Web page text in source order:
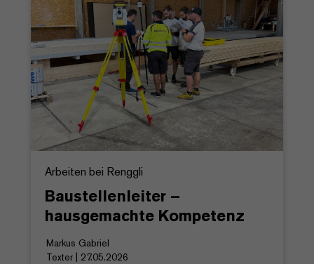
Arbeiten bei Renggli
Baustellenleiter –
hausgemachte Kompetenz
Markus Gabriel
Texter | 27.05.2026